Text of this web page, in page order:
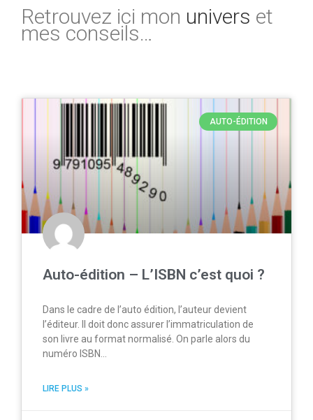
Retrouvez ici mon univers et
mes conseils…
AUTO-ÉDITION
Auto-édition – L’ISBN c’est quoi ?
Dans le cadre de l’auto édition, l’auteur devient
l’éditeur. Il doit donc assurer l’immatriculation de
son livre au format normalisé. On parle alors du
numéro ISBN…
LIRE PLUS »